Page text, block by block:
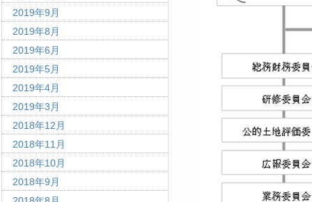
2019年9月
2019年8月
2019年6月
2019年5月
2019年4月
2019年3月
2018年12月
2018年11月
2018年10月
2018年9月